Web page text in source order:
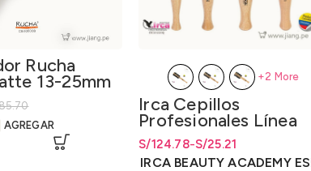
Rucha
13-25mm
era: S/185.70.
es: S/167.13.
AGREGAR
Irca Cepillos
Profesionales Línea
Beauty Academy
EspiralS/25.21
-
S/124.78
Rango de precios: desde S/
hasta S/124.78
Rango de precios: desde
hasta S/124.78
IRCA BEAUTY ACADEMY
+2 More